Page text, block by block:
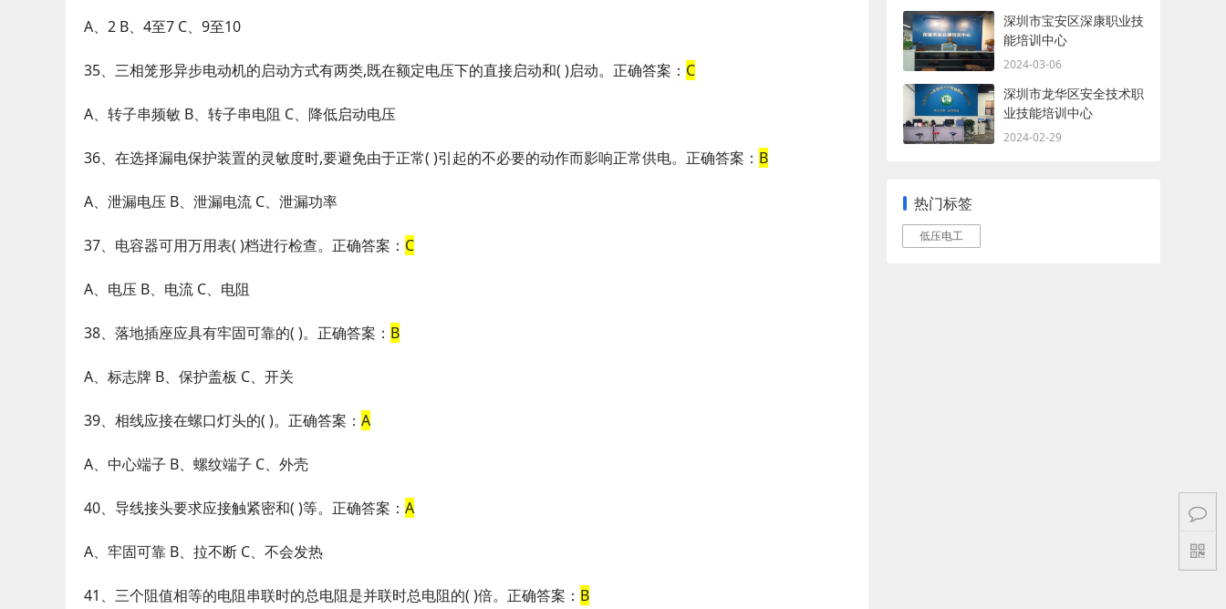
A、2 B、4至7 C、9至10
35、三相笼形异步电动机的启动方式有两类,既在额定电压下的直接启动和( )启动。正确答案： C
A、转子串频敏 B、转子串电阻 C、降低启动电压
36、在选择漏电保护装置的灵敏度时,要避免由于正常( )引起的不必要的动作而影响正常供电。正确答案： B
A、泄漏电压 B、泄漏电流 C、泄漏功率
37、电容器可用万用表( )档进行检查。正确答案： C
A、电压 B、电流 C、电阻
38、落地插座应具有牢固可靠的( )。正确答案： B
A、标志牌 B、保护盖板 C、开关
39、相线应接在螺口灯头的( )。正确答案： A
A、中心端子 B、螺纹端子 C、外壳
40、导线接头要求应接触紧密和( )等。正确答案： A
A、牢固可靠 B、拉不断 C、不会发热
41、三个阻值相等的电阻串联时的总电阻是并联时总电阻的( )倍。正确答案： B
深圳市宝安区深康职业技
能培训中心
2024-03-06
深圳市龙华区安全技术职
业技能培训中心
2024-02-29
热门标签
低压电工